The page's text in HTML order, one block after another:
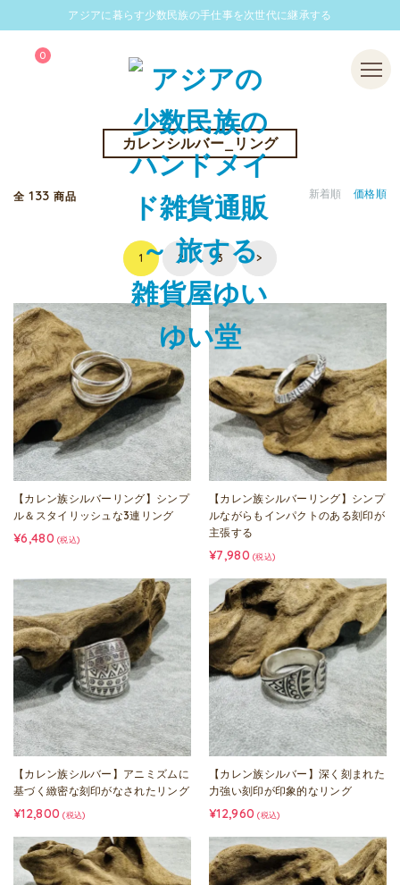
アジアに暮らす少数民族の手仕事を次世代に継承する
0 Menu
カレンシルバー_リング
全 133 商品 新着順 価格順
1 2 3 >
【カレン族シルバーリング】シンプ
ル＆スタイリッシュな3連リング
¥6,480 (税込)
【カレン族シルバーリング】シンプ
ルながらもインパクトのある刻印が
主張する
¥7,980 (税込)
【カレン族シルバー】アニミズムに
基づく緻密な刻印がなされたリング
¥12,800 (税込)
【カレン族シルバー】深く刻まれた
力強い刻印が印象的なリング
¥12,960 (税込)